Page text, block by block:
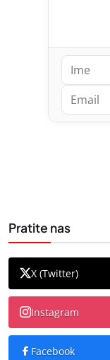
Pratite nas
X (Twitter)
Instagram
Facebook